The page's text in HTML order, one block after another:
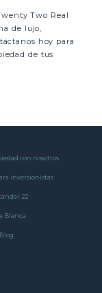
Two Real
de lujo,
hoy para
de tus
con nosotros
inversionistas
22
Blanca